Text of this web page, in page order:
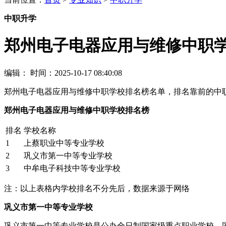
中职升学
郑州电子电器应用与维修中职
编辑： 时间：2025-10-17 08:40:08
郑州电子电器应用与维修中职学校排名榜名单，排名靠前的
郑州电子电器应用与维修中职学校排名榜
排名 学校名称
1
上蔡职业中等专业学校
2
巩义市第一中等专业学校
3
中牟电子科技中等专业学校
注：以上表格内学校排名不分先后，数据来源于网络
巩义市第一中等专业学校